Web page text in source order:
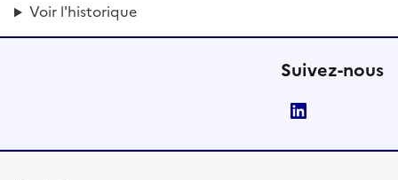
Voir l'historique
Suivez-nous